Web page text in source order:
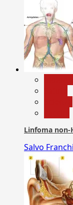
Linfoma non-
Salvo